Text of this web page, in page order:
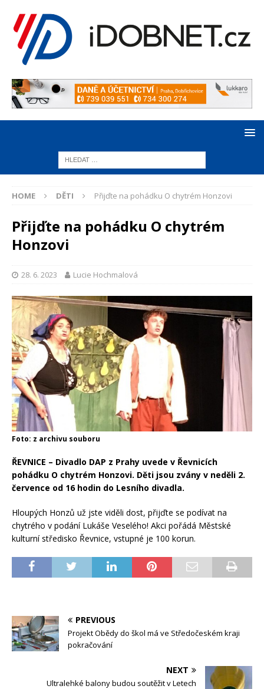
HOME DĚTI Přijďte na pohádku O chytrém Honzovi
Přijďte na pohádku O chytrém
Honzovi
28. 6. 2023 Lucie Hochmalová
Foto: z archivu souboru
ŘEVNICE – Divadlo DAP z Prahy uvede v Řevnicích
pohádku O chytrém Honzovi. Děti jsou zvány v neděli 2.
července od 16 hodin do Lesního divadla.
Hloupých Honzů už jste viděli dost, přijďte se podívat na
chytrého v podání Lukáše Veselého! Akci pořádá Městské
kulturní středisko Řevnice, vstupné je 100 korun.
PREVIOUS
Projekt Obědy do škol má ve Středočeském kraji
pokračování
NEXT
Ultralehké balony budou soutěžit v Letech